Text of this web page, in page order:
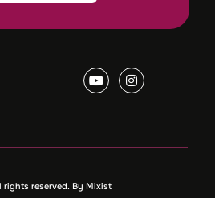
reserved. By Mixist